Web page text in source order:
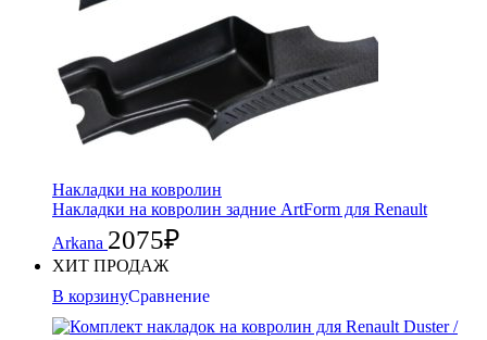
Накладки на ковролин
Накладки на ковролин задние ArtForm для Renault
Arkana 2075₽
ХИТ ПРОДАЖ
В корзинуСравнение